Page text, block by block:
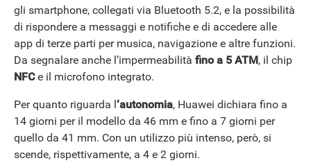
gli smartphone, collegati via Bluetooth 5.2, e la possibilità
di rispondere a messaggi e notifiche e di accedere alle
app di terze parti per musica, navigazione e altre funzioni.
Da segnalare anche l’impermeabilità fino a 5 ATM, il chip
NFCe il microfono integrato.
Per quanto riguarda l ‘autonomia, Huawei dichiara fino a
14 giorni per il modello da 46 mm e fino a 7 giorni per
quello da 41 mm. Con un utilizzo più intenso, però, si
scende, rispettivamente, a 4 e 2 giorni.